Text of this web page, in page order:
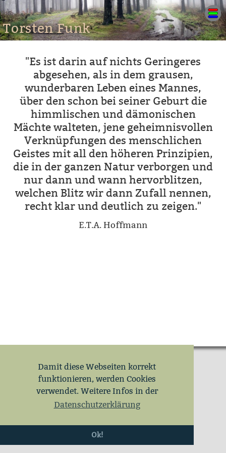
Damit diese Webseiten korrekt
funktionieren, werden Cookies
verwendet. Weitere Infos in der
Datenschutzerklärung
Ok!
Torsten Funk
"Es ist darin auf nichts Geringeres
abgesehen, als in dem grausen,
wunderbaren Leben eines Mannes,
über den schon bei seiner Geburt die
himmlischen und dämonischen
Mächte walteten, jene geheimnisvollen
Verknüpfungen des menschlichen
Geistes mit all den höheren Prinzipien,
die in der ganzen Natur verborgen und
nur dann und wann hervorblitzen,
welchen Blitz wir dann Zufall nennen,
recht klar und deutlich zu zeigen."
E.T.A. Hoffmann